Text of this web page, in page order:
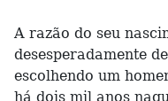
A razão do seu
desesperadamente
escolhendo um
há dois mil anos